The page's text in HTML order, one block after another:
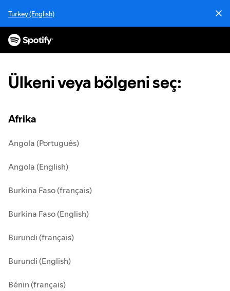
e
Turkey (English)
Ülkeni veya bölgeni seç:
Afrika
Angola (Português)
Angola (English)
Burkina Faso (français)
Burkina Faso (English)
Burundi (français)
Burundi (English)
Bénin (français)